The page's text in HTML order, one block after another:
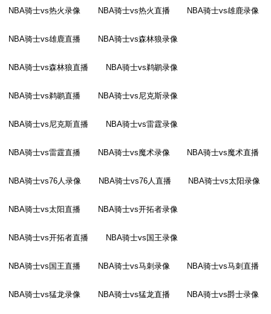
NBA骑士vs热火录像 NBA骑士vs热火直播 NBA骑士vs雄鹿录像
NBA骑士vs雄鹿直播 NBA骑士vs森林狼录像
NBA骑士vs森林狼直播 NBA骑士vs鹈鹕录像
NBA骑士vs鹈鹕直播 NBA骑士vs尼克斯录像
NBA骑士vs尼克斯直播 NBA骑士vs雷霆录像
NBA骑士vs雷霆直播 NBA骑士vs魔术录像 NBA骑士vs魔术直播
NBA骑士vs76人录像 NBA骑士vs76人直播 NBA骑士vs太阳录像
NBA骑士vs太阳直播 NBA骑士vs开拓者录像
NBA骑士vs开拓者直播 NBA骑士vs国王录像
NBA骑士vs国王直播 NBA骑士vs马刺录像 NBA骑士vs马刺直播
NBA骑士vs猛龙录像 NBA骑士vs猛龙直播 NBA骑士vs爵士录像